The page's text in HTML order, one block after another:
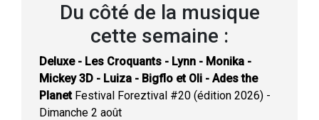
Du côté de la musique
cette semaine :
Deluxe - Les Croquants - Lynn - Monika -
Mickey 3D - Luiza - Bigflo et Oli - Ades the
PlanetFestival Foreztival #20 (édition 2026) -
Dimanche 2 août